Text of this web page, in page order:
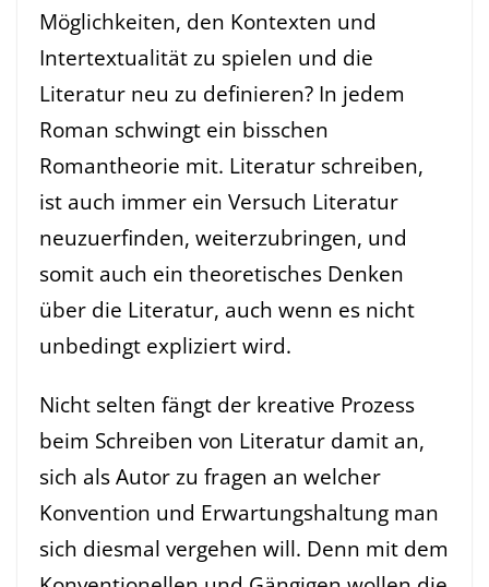
Möglichkeiten, den Kontexten und
Intertextualität zu spielen und die
Literatur neu zu definieren? In jedem
Roman schwingt ein bisschen
Romantheorie mit. Literatur schreiben,
ist auch immer ein Versuch Literatur
neuzuerfinden, weiterzubringen, und
somit auch ein theoretisches Denken
über die Literatur, auch wenn es nicht
unbedingt expliziert wird.
Nicht selten fängt der kreative Prozess
beim Schreiben von Literatur damit an,
sich als Autor zu fragen an welcher
Konvention und Erwartungshaltung man
sich diesmal vergehen will. Denn mit dem